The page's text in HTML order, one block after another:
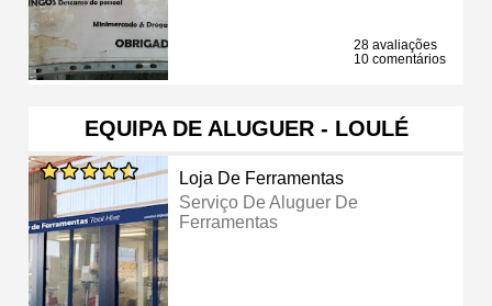
28 avaliações
10 comentários
EQUIPA DE ALUGUER - LOULÉ
Loja De Ferramentas
Serviço De Aluguer De
Ferramentas